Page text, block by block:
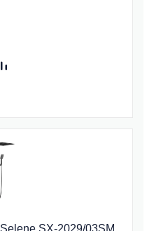
SX-2029/03SM